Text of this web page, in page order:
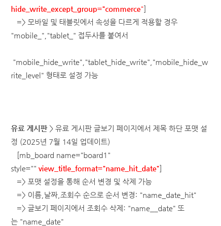
hide_write_except_group="commerce"]
=> 모바일 및 태블릿에서 속성을 다르게 적용할 경우
"mobile_","tablet_" 접두사를 붙여서
"mobile_hide_write","tablet_hide_write","mobile_hide_w
rite_level" 형태로 설정 가능
유료 게시판 > 유료 게시판 글보기 페이지에서 제목 하단 포맷 설
정 (2025년 7월 14일 업데이트)
[mb_board name="board1"
style="" view_title_format="name_hit_date"]
=> 포맷 설정을 통해 순서 변경 및 삭제 가능
=> 이름, 날짜, 조회수 순으로 순서 변경: "name_ date_hit"
=> 글보기 페이지에서 조회수 삭제: "name__date" 또
는 "name_date"